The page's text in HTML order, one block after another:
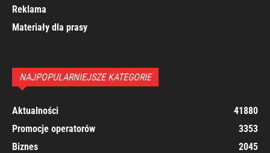
Reklama
Materiały dla prasy
NAJPOPULARNIEJSZE KATEGORIE
Aktualności
41880
Promocje operatorów
3353
Biznes
2045